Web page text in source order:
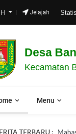
Jelajah
Desa
Kecamatan
Menu
TERBARU :